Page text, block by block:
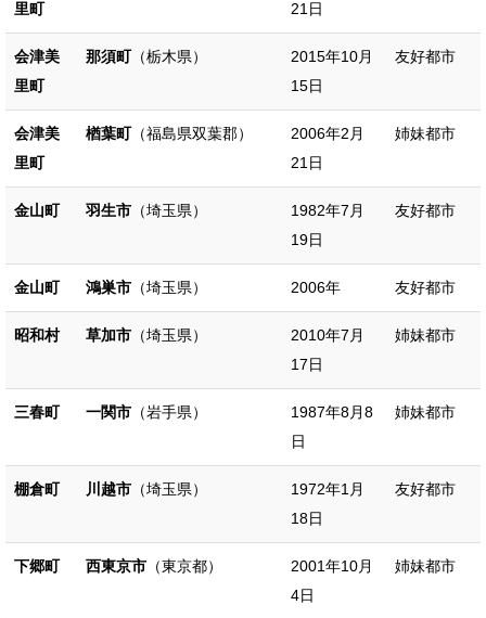
里町
21日
会津美
里町
那須町 （栃木県）
2015年10月
15日
友好都市
会津美
里町
楢葉町 （福島県双葉郡）
2006年2月
21日
姉妹都市
金山町 羽生市 （埼玉県）
1982年7月
19日
友好都市
金山町 鴻巣市 （埼玉県） 2006年 友好都市
昭和村 草加市 （埼玉県）
2010年7月
17日
姉妹都市
三春町 一関市 （岩手県）
1987年8月8
日
姉妹都市
棚倉町 川越市 （埼玉県）
1972年1月
18日
友好都市
下郷町 西東京市 （東京都）
2001年10月
4日
姉妹都市